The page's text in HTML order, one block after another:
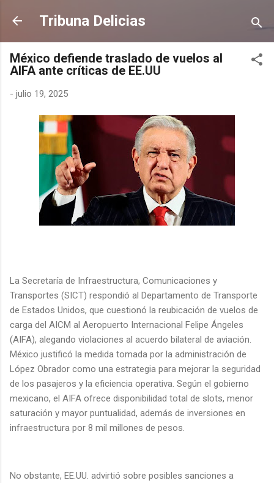
Ir al contenido principal
Tribuna Delicias
México defiende traslado de vuelos al
AIFA ante críticas de EE.UU
- julio 19, 2025
La Secretaría de Infraestructura, Comunicaciones y
Transportes (SICT) respondió al Departamento de Transporte
de Estados Unidos, que cuestionó la reubicación de vuelos de
carga del AICM al Aeropuerto Internacional Felipe Ángeles
(AIFA), alegando violaciones al acuerdo bilateral de aviación.
México justificó la medida tomada por la administración de
López Obrador como una estrategia para mejorar la seguridad
de los pasajeros y la eficiencia operativa. Según el gobierno
mexicano, el AIFA ofrece disponibilidad total de slots, menor
saturación y mayor puntualidad, además de inversiones en
infraestructura por 8 mil millones de pesos.
No obstante, EE.UU. advirtió sobre posibles sanciones a